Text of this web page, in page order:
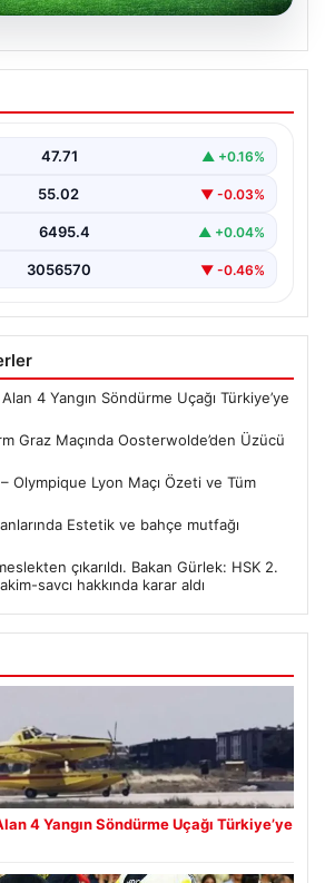
Prag – Olympique Lyon
Tüm Önemli Anları
47.71 ▲ +0.16%
55.02 ▼ -0.03%
6495.4 ▲ +0.04%
3056570 ▼ -0.46%
4 Yangın Söndürme Uçağı Türkiye’ye
Graz Maçında Oosterwolde’den Üzücü
Olympique Lyon Maçı Özeti ve Tüm
Estetik ve bahçe mutfağı
çıkarıldı. Bakan Gürlek: HSK 2.
savcı hakkında karar aldı
4 Yangın Söndürme Uçağı Türkiye’ye